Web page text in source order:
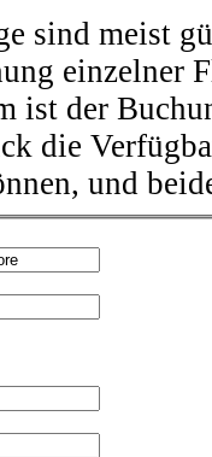
sind meist
einzelner
ist der
die
und